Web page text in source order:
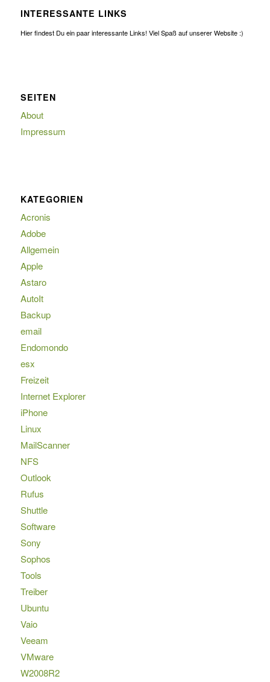
INTERESSANTE LINKS
Hier findest Du ein paar interessante Links! Viel Spaß auf unserer Website :)
SEITEN
About
Impressum
KATEGORIEN
Acronis
Adobe
Allgemein
Apple
Astaro
AutoIt
Backup
email
Endomondo
esx
Freizeit
Internet Explorer
iPhone
Linux
MailScanner
NFS
Outlook
Rufus
Shuttle
Software
Sony
Sophos
Tools
Treiber
Ubuntu
Vaio
Veeam
VMware
W2008R2